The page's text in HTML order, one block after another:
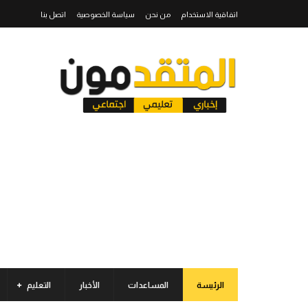
اتفاقية الاستخدام من نحن سياسة الخصوصية اتصل بنا
الرئيسة المساعدات الأخبار التعليم